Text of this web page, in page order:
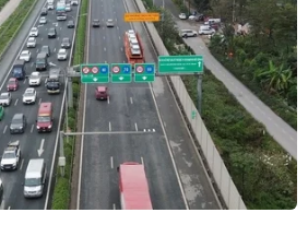
TẤN XÃ VIỆT NAM
DUẨN
THỊ TÁM, KHÚC THANH